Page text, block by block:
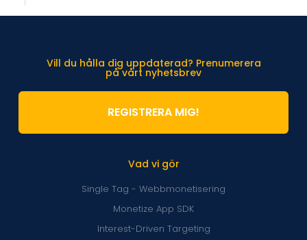
Vad vi gör
Single Tag - Webbmonetisering
Monetize App SDK
Interest-Driven Targeting
Vill du hålla dig uppdaterad? Prenumerera
på vårt nyhetsbrev
REGISTRERA MIG!